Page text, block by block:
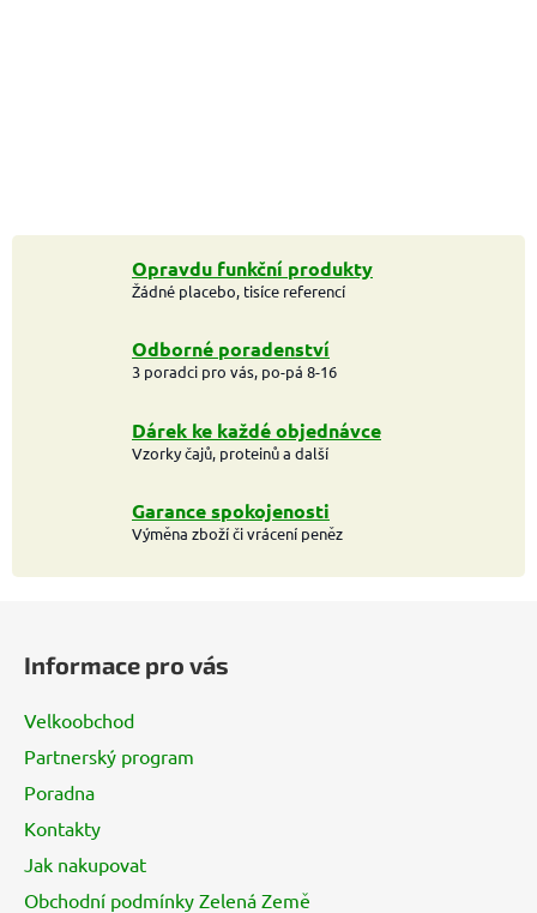
Opravdu funkční produkty
Žádné placebo, tisíce referencí
Odborné poradenství
3 poradci pro vás, po-pá 8-16
Dárek ke každé objednávce
Vzorky čajů, proteinů a další
Garance spokojenosti
Výměna zboží či vrácení peněz
Informace pro vás
Velkoobchod
Partnerský program
Poradna
Kontakty
Jak nakupovat
Obchodní podmínky Zelená Země